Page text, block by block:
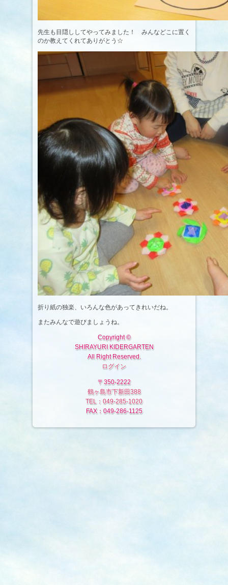
先生も目隠ししてやってみました！ みんなどこに置く
のか教えてくれてありがとう☆
折り紙の独楽、いろんな色があってきれいだね。
またみんなで遊びましょうね。
Copyright ©
SHIRAYURI KIDERGARTEN
All Right Reserved.
ログイン
〒350-2222
鶴ヶ島市下新田388
TEL：049-285-1020
FAX：049-286-1125